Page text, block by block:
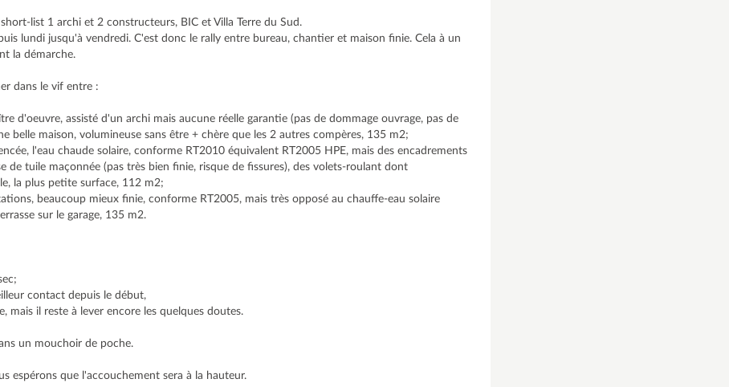
list 1 archi et 2 constructeurs, BIC et Villa Terre du Sud.
lundi jusqu'à vendredi. C'est donc le rally entre bureau, chantier et maison finie. Cela à un
la démarche.
dans le vif entre :
d'oeuvre, assisté d'un archi mais aucune réelle garantie (pas de dommage ouvrage, pas de
belle maison, volumineuse sans être + chère que les 2 autres compères, 135 m2;
l'eau chaude solaire, conforme RT2010 équivalent RT2005 HPE, mais des encadrements
de tuile maçonnée (pas très bien finie, risque de fissures), des volets-roulant dont
la plus petite surface, 112 m2;
beaucoup mieux finie, conforme RT2005, mais très opposé au chauffe-eau solaire
sur le garage, 135 m2.
contact depuis le début,
mais il reste à lever encore les quelques doutes.
un mouchoir de poche.
espérons que l'accouchement sera à la hauteur.